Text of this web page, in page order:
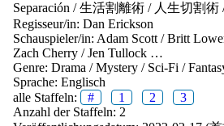
Separación /生活割離術 / 人生切割術
Regisseur/in: Dan Erickson
Schauspieler/in: Adam Scott /Britt
Zach Cherry /Jen Tullock …
Genre: Drama /Mystery / Sci-Fi /
Sprache: Englisch
alle Staffeln:
# 1 2
3
Anzahl der Staffeln: 2